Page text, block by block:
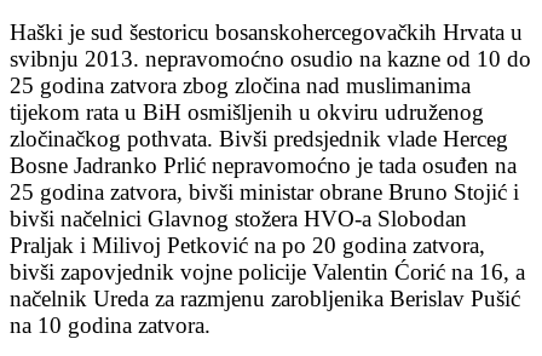
Haški je sud šestoricu bosanskohercegovačkih Hrvata u
svibnju 2013. nepravomoćno osudio na kazne od 10 do
25 godina zatvora zbog zločina nad muslimanima
tijekom rata u BiH osmišljenih u okviru udruženog
zločinačkog pothvata. Bivši predsjednik vlade Herceg
Bosne Jadranko Prlić nepravomoćno je tada osuđen na
25 godina zatvora, bivši ministar obrane Bruno Stojić i
bivši načelnici Glavnog stožera HVO-a Slobodan
Praljak i Milivoj Petković na po 20 godina zatvora,
bivši zapovjednik vojne policije Valentin Ćorić na 16, a
načelnik Ureda za razmjenu zarobljenika Berislav Pušić
na 10 godina zatvora.